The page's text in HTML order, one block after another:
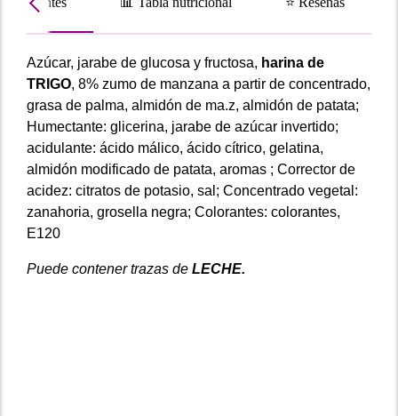
Azúcar, jarabe de glucosa y fructosa, harina de
TRIGO, 8% zumo de manzana a partir de concentrado,
grasa de palma, almidón de ma.z, almidón de patata;
Humectante: glicerina, jarabe de azúcar invertido;
acidulante: ácido málico, ácido cítrico, gelatina,
almidón modificado de patata, aromas ; Corrector de
acidez: citratos de potasio, sal; Concentrado vegetal:
zanahoria, grosella negra; Colorantes: colorantes,
E120
Puede contener trazas de LECHE.